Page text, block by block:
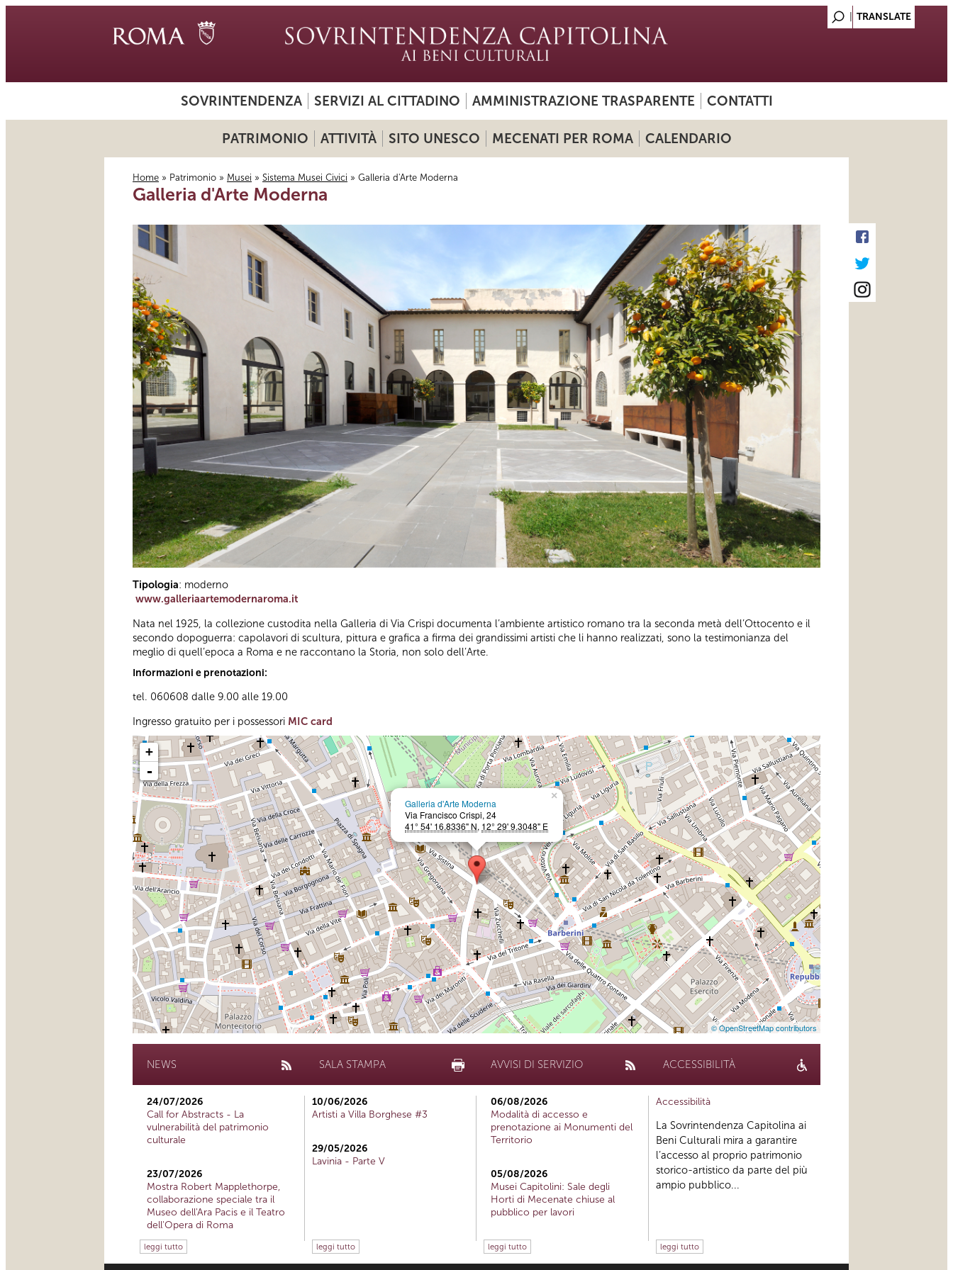
SOVRINTENDENZA SERVIZI AL CITTADINO AMMINISTRAZIONE TRASPARENTE CONTATTI
PATRIMONIO ATTIVITÀ SITO UNESCO MECENATI PER ROMA CALENDARIO
Tu sei qui
Home » Patrimonio » Musei » Sistema Musei Civici » Galleria d'Arte Moderna
Galleria d'Arte Moderna
Tipologia: moderno
www.galleriaartemodernaroma.it
Nata nel 1925, la collezione custodita nella Galleria di Via Crispi documenta l’ambiente artistico romano tra la seconda metà dell’Ottocento e il
secondo dopoguerra: capolavori di scultura, pittura e grafica a firma dei grandissimi artisti che li hanno realizzati, sono la testimonianza del
meglio di quell’epoca a Roma e ne raccontano la Storia, non solo dell’Arte.
Informazioni e prenotazioni:
tel. 060608 dalle 9.00 alle 19.00
Ingresso gratuito per i possessori MIC card
×
Galleria d'Arte Moderna
Via Francisco Crispi, 24
41° 54' 16.8336" N, 12° 29' 9.3048" E
+
-
© OpenStreetMap contributors
NEWS
24/07/2026
Call for Abstracts - La
vulnerabilità del patrimonio
culturale
23/07/2026
Mostra Robert Mapplethorpe,
collaborazione speciale tra il
Museo dell'Ara Pacis e il Teatro
dell'Opera di Roma
leggi tutto
SALA STAMPA
10/06/2026
Artisti a Villa Borghese #3
29/05/2026
Lavinia - Parte V
leggi tutto
AVVISI DI SERVIZIO
06/08/2026
Modalità di accesso e
prenotazione ai Monumenti del
Territorio
05/08/2026
Musei Capitolini: Sale degli
Horti di Mecenate chiuse al
pubblico per lavori
leggi tutto
ACCESSIBILITÀ
Accessibilità
La Sovrintendenza Capitolina ai
Beni Culturali mira a garantire
l’accesso al proprio patrimonio
storico-artistico da parte del più
ampio pubblico...
leggi tutto